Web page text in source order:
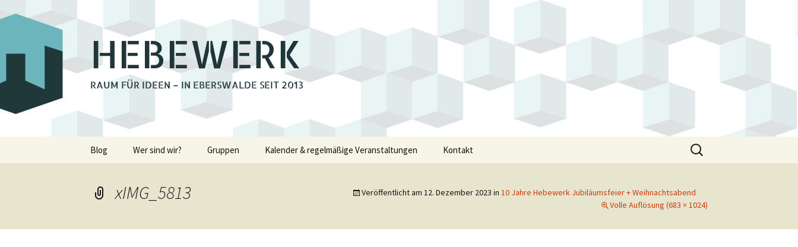
HEBEWERK
RAUM FÜR IDEEN – IN EBERSWALDE SEIT 2013
Inhalt
Blog Wer sind wir? Gruppen
Holzwerkstatt
Kalender & regelmäßige Veranstaltungen Kontakt
Suchen
nach:
xIMG_5813 Veröffentlicht am 12. Dezember 2023 in 10 Jahre Hebewerk Jubiläumsfeier + Weihnachtsabend
Volle Auflösung (683 × 1024)